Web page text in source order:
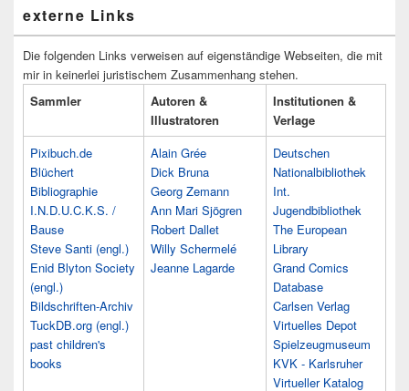
externe Links
Die folgenden Links verweisen auf eigenständige Webseiten, die mit
mir in keinerlei juristischem Zusammenhang stehen.
Sammler
Autoren &
Illustratoren
Institutionen &
Verlage
Pixibuch.de
Blüchert
Bibliographie
I.N.D.U.C.K.S. /
Bause
Steve Santi (engl.)
Enid Blyton Society
(engl.)
Bildschriften-Archiv
TuckDB.org (engl.)
past children's
books
Alain Grée
Dick Bruna
Georg Zemann
Ann Mari Sjögren
Robert Dallet
Willy Schermelé
Jeanne Lagarde
Deutschen
Nationalbibliothek
Int.
Jugendbibliothek
The European
Library
Grand Comics
Database
Carlsen Verlag
Virtuelles Depot
Spielzeugmuseum
KVK - Karlsruher
Virtueller Katalog